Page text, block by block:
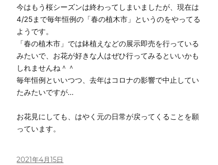
今はもう桜シーズンは終わってしまいましたが、現在は
4/25まで毎年恒例の「春の植木市」というのをやってる
ようです。
「春の植木市」では鉢植えなどの展示即売を行っている
みたいで、お花が好きな人はぜひ行ってみるといいかも
しれませんね＾＾
毎年恒例といいつつ、去年はコロナの影響で中止してい
たみたいですが…
お花見にしても、はやく元の日常が戻ってくることを願
っています。
投
2021年4月15日